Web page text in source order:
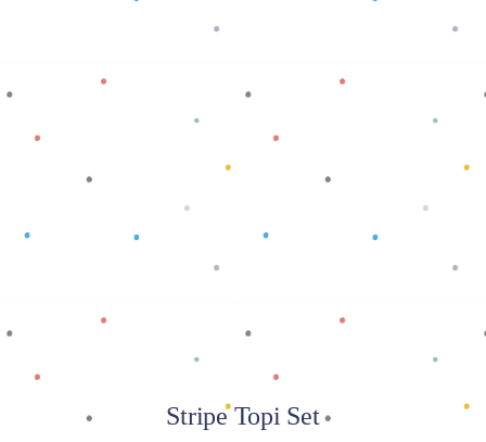
Baca selengkapnya
Stripe Topi Set